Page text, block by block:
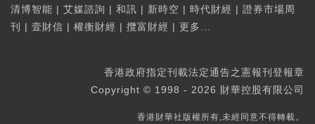
清博智能 | 艾媒諮詢 | 和訊 | 新時空 | 時代財經 | 證券市場周
刊
| 壹財信 | 權衡財經 | 攬富財經 | 更多...
香港政府指定刊載法定通告之憲報刊登報章
Copyright © 1998 - 2026 財華控股有限公司
香港財華社版權所有,未經同意不得轉載。